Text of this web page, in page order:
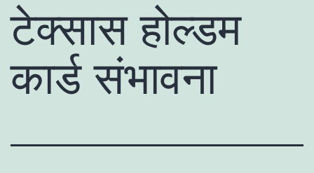
टेक्सास होल्डम
कार्ड संभावना